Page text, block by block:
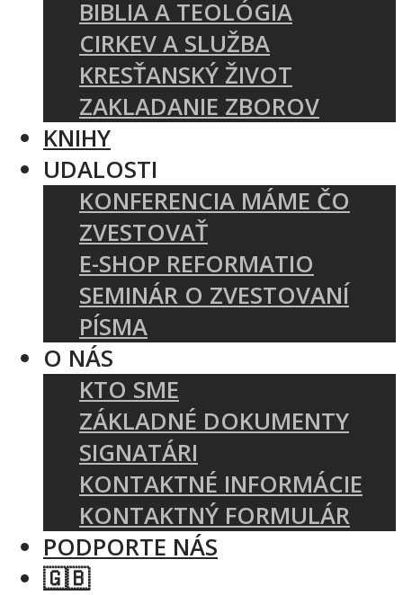
BIBLIA A TEOLÓGIA
CIRKEV A SLUŽBA
KRESŤANSKÝ ŽIVOT
ZAKLADANIE ZBOROV
KNIHY
UDALOSTI
KONFERENCIA MÁME ČO
ZVESTOVAŤ
E-SHOP REFORMATIO
SEMINÁR O ZVESTOVANÍ
PÍSMA
O NÁS
KTO SME
ZÁKLADNÉ DOKUMENTY
SIGNATÁRI
KONTAKTNÉ INFORMÁCIE
KONTAKTNÝ FORMULÁR
PODPORTE NÁS
🇬🇧